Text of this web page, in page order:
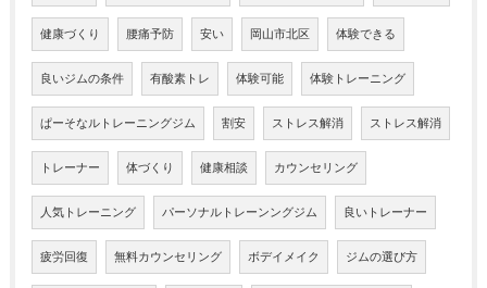
健康づくり 腰痛予防 安い 岡山市北区 体験できる
良いジムの条件 有酸素トレ 体験可能 体験トレーニング
ぱーそなルトレーニングジム 割安 ストレス解消 ストレス解消
トレーナー 体づくり 健康相談 カウンセリング
人気トレーニング パーソナルトレーンングジム 良いトレーナー
疲労回復 無料カウンセリング ボデイメイク ジムの選び方